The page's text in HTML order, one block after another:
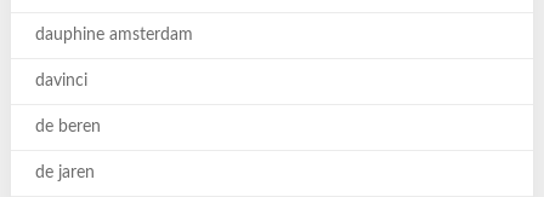
dauphine amsterdam
davinci
de beren
de jaren